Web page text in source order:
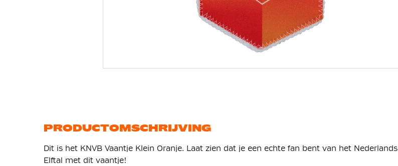
gallerij
PRODUCTOMSCHRIJVING
Dit is het KNVB Vaantje Klein Oranje. Laat zien dat je een echte fan bent van het Nederlands
Elftal met dit vaantje!